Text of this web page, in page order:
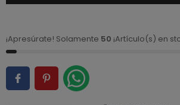
¡Apresúrate! Solamente 50 ¡Artículo(s) en